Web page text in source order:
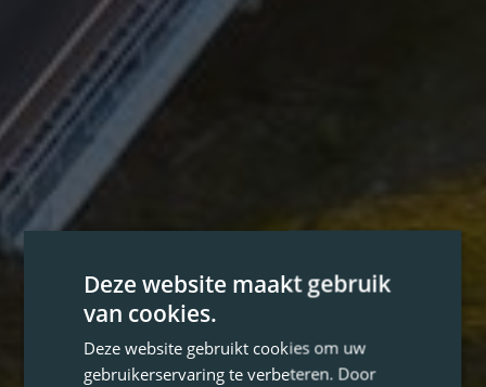
Deze website maakt gebruik
van cookies.
Deze website gebruikt cookies om uw
gebruikerservaring te verbeteren. Door